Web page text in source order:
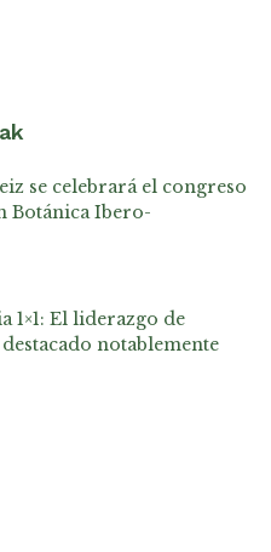
se celebrará el congreso
Botánica Ibero-
1×1: El liderazgo de
notablemente